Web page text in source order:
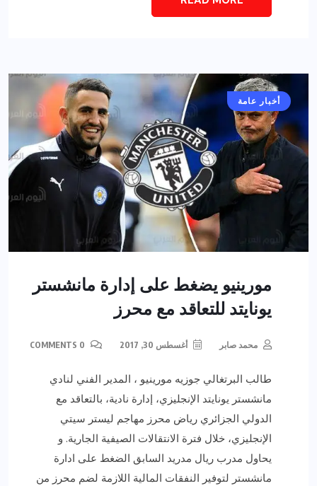
أخبار عامة
مورينيو يضغط على إدارة مانشستر
يونايتد للتعاقد مع محرز
محمد صابر أغسطس 30, 2017
طالب البرتغالي جوزيه مورينيو ، المدير الفني لنادي
مانشستر يونايتد الإنجليزي، إدارة نادية، بالتعاقد مع
الدولي الجزائري رياض محرز مهاجم ليستر سيتي
الإنجليزي، خلال فترة الانتقالات الصيفية الجارية. و
يحاول مدرب ريال مدريد السابق الضغط على ادارة
مانشستر لتوفير النفقات المالية اللازمة لضم محرز من